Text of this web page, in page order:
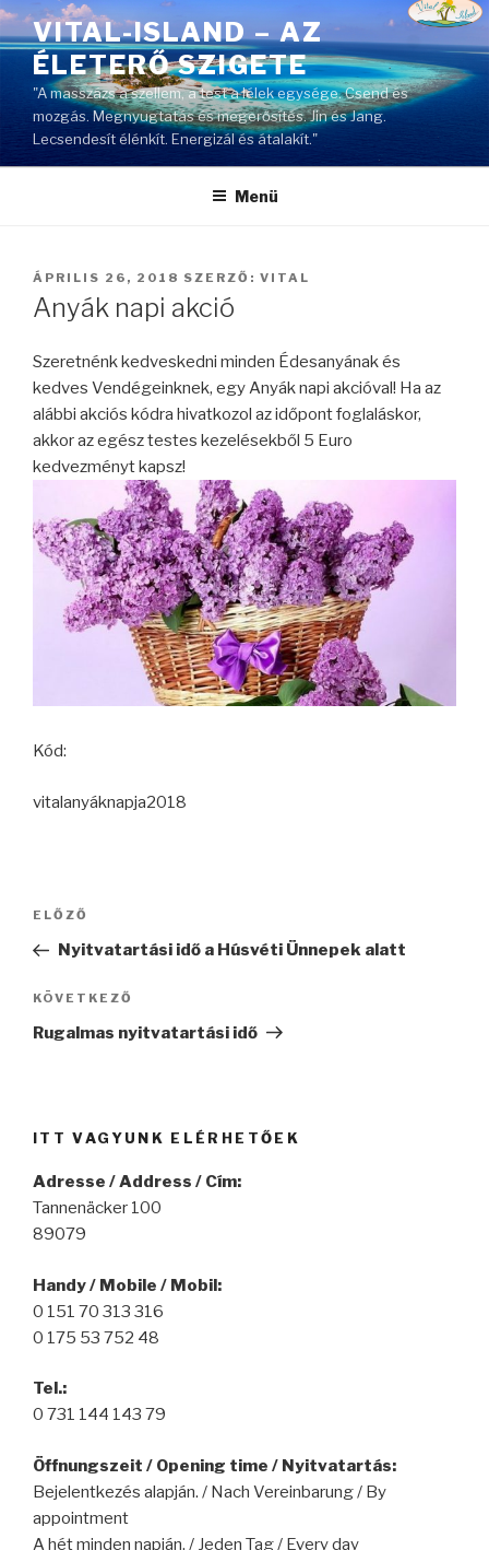
Tartalomhoz
VITAL-ISLAND – AZ
ÉLETERŐ SZIGETE
"A masszázs a szellem, a test a lélek egysége. Csend és
mozgás. Megnyugtatás és megerősítés. Jin és Jang.
Lecsendesít élénkít. Energizál és átalakít."
Menü
BEKÜLDVE:
ÁPRILIS 26, 2018 SZERZŐ: VITAL
Anyák napi akció
Szeretnénk kedveskedni minden Édesanyának és
kedves Vendégeinknek, egy Anyák napi akcióval! Ha az
alábbi akciós kódra hivatkozol az időpont foglaláskor,
akkor az egész testes kezelésekből 5 Euro
kedvezményt kapsz!
Kód:
vitalanyáknapja2018
Bejegyzés
Korábbi
bejegyzés
ELŐZŐ
Nyitvatartási idő a Húsvéti Ünnepek alatt
Következő
bejegyzés
KÖVETKEZŐ
Rugalmas nyitvatartási idő
ITT VAGYUNK ELÉRHETŐEK
Adresse / Address / Cím:
Tannenäcker 100
89079
Handy / Mobile / Mobil:
0 151 70 313 316
0 175 53 752 48
Tel.:
0 731 144 143 79
Öffnungszeit / Opening time / Nyitvatartás:
Bejelentkezés alapján. / Nach Vereinbarung / By
appointment
A hét minden napján. / Jeden Tag / Every day